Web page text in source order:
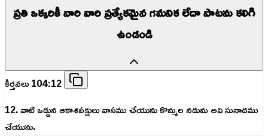
ప్రతి ఒక్కరికీ వారి వారి ప్రత్యేకమైన గమనిక లేదా పాటను కలిగి
ఉండండి
కీర్తనలు 104:12
12. వాటి ఒడ్డున ఆకాశపక్షులు వాసము చేయును కొమ్మల నడుమ అవి సునాదము
చేయును.